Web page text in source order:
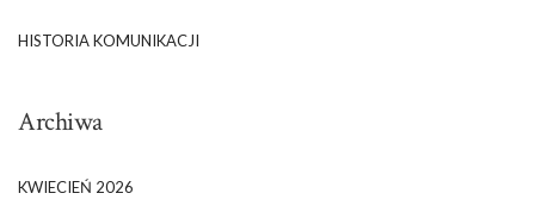
HISTORIA KOMUNIKACJI
Archiwa
KWIECIEŃ 2026